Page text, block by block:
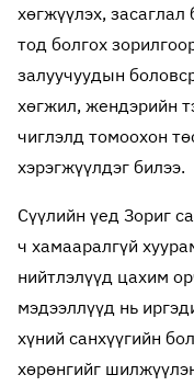
хөгжүүлэх,
тод болгох
залуучуудын
хөгжил, жендэрийн
чиглэлд томоохон
хэрэгжүүлдэг билээ.
Сүүлийн үед Зориг
ч хамааралгүй
нийтлэлүүд цахим
мэдээллүүд нь
хүний санхүүгийн
хөрөнгийг